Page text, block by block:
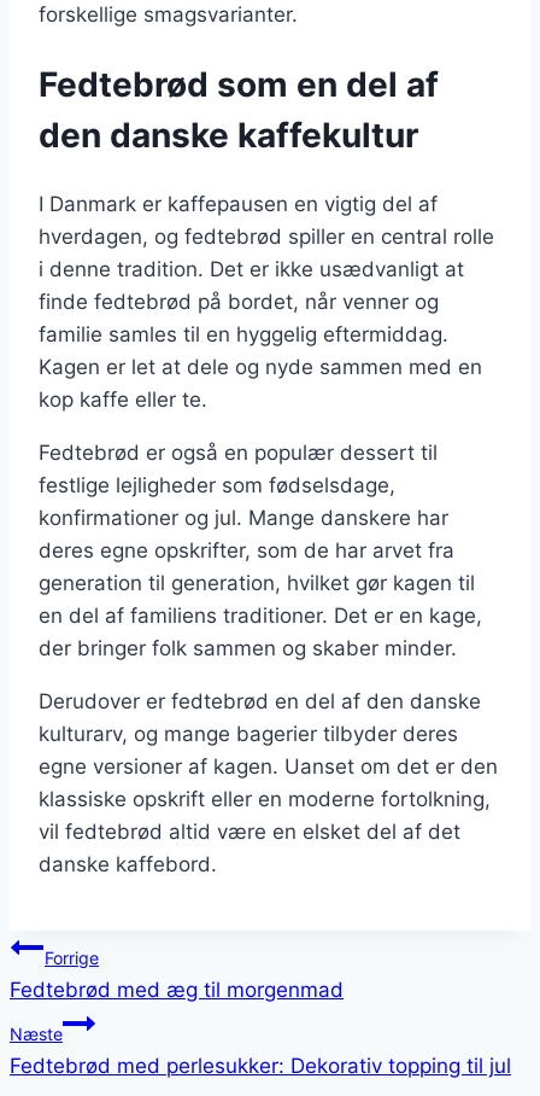
forskellige smagsvarianter.
Fedtebrød som en del af
den danske kaffekultur
I Danmark er kaffepausen en vigtig del af
hverdagen, og fedtebrød spiller en central rolle
i denne tradition. Det er ikke usædvanligt at
finde fedtebrød på bordet, når venner og
familie samles til en hyggelig eftermiddag.
Kagen er let at dele og nyde sammen med en
kop kaffe eller te.
Fedtebrød er også en populær dessert til
festlige lejligheder som fødselsdage,
konfirmationer og jul. Mange danskere har
deres egne opskrifter, som de har arvet fra
generation til generation, hvilket gør kagen til
en del af familiens traditioner. Det er en kage,
der bringer folk sammen og skaber minder.
Derudover er fedtebrød en del af den danske
kulturarv, og mange bagerier tilbyder deres
egne versioner af kagen. Uanset om det er den
klassiske opskrift eller en moderne fortolkning,
vil fedtebrød altid være en elsket del af det
danske kaffebord.
Indlægsnavigation
Forrige
Fedtebrød med æg til morgenmad
Næste
Fedtebrød med perlesukker: Dekorativ topping til jul